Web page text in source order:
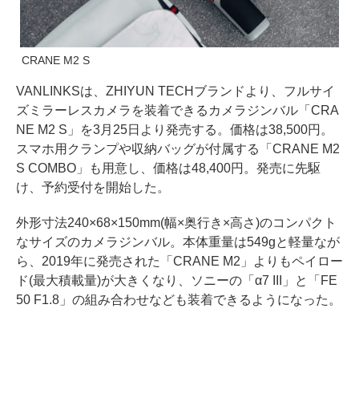
CRANE M2 S
VANLINKSは、ZHIYUN TECHブランドより、フルサイ
ズミラーレスカメラを装着できるカメラジンバル「CRA
NE M2 S」を3月25日より発売する。価格は38,500円。
スマホ用クランプや収納バッグが付属する「CRANE M2
S COMBO」も用意し、価格は48,400円。発売に先駆
け、予約受付を開始した。
外形寸法240×68×150mm(幅×奥行き×高さ)のコンパクト
なサイズのカメラジンバル。本体重量は549gと軽量なが
ら、2019年に発売された「CRANE M2」よりもペイロー
ド(最大積載量)が大きくなり、ソニーの「α7 III」と「FE
50 F1.8」の組み合わせなども装着できるようになった。